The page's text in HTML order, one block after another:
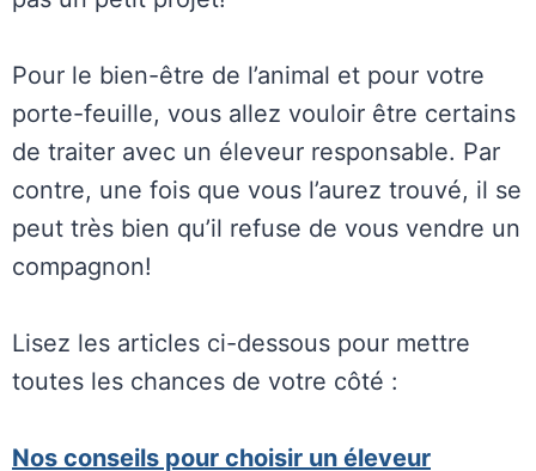
Pour le bien-être de l’animal et pour votre
porte-feuille, vous allez vouloir être certains
de traiter avec un éleveur responsable. Par
contre, une fois que vous l’aurez trouvé, il se
peut très bien qu’il refuse de vous vendre un
compagnon!
Lisez les articles ci-dessous pour mettre
toutes les chances de votre côté :
Nos conseils pour choisir un éleveur